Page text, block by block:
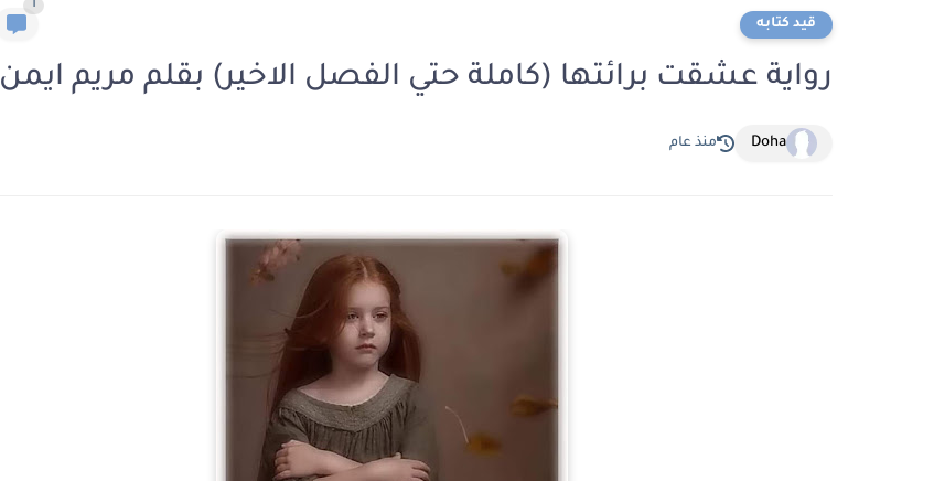
قيد كتابه
1
رواية عشقت برائتها (كاملة حتي الفصل الاخير) بقلم مريم ايمن
Doha منذ عام